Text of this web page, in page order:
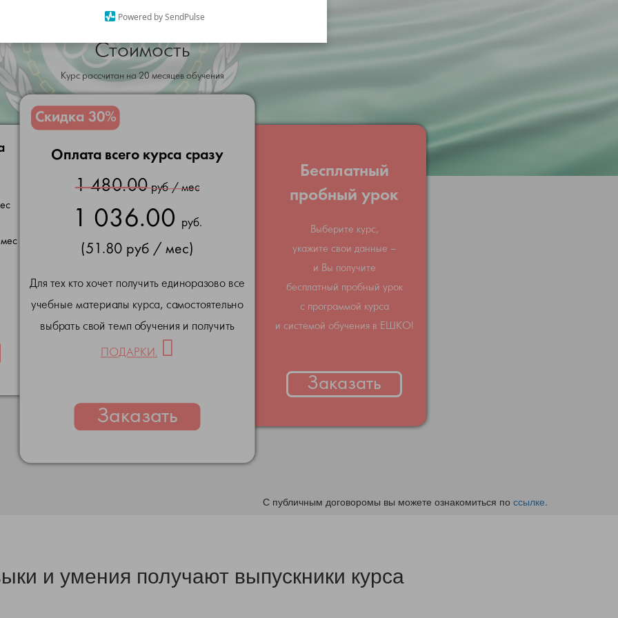
Powered by SendPulse
Стоимость
Курс рассчитан на 20 месяцев обучения
Скидка 30%
Оплата всего курса сразу
1 480.00 руб / мес
1 036.00 руб.
(51.80 руб / мес)
Для тех кто хочет получить единоразово все
учебные материалы курса, самостоятельно
выбрать свой темп обучения и получить
ПОДАРКИ.
Заказать
Бесплатный
пробный урок
Выберите курс,
укажите свои данные –
и Вы получите
бесплатный пробный урок
с программой курса
и системой обучения в ЕШКО!
Заказать
С публичным договоромы вы можете ознакомиться по ссылке.
и умения получают выпускники курса